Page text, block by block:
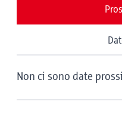
Non ci sono date